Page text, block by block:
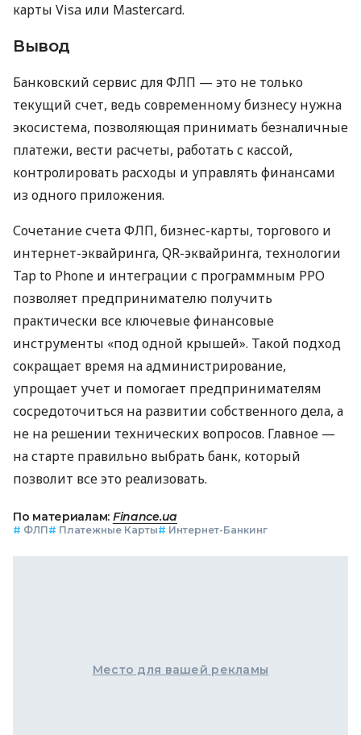
карты Visa или Mastercard.
Вывод
Банковский сервис для ФЛП — это не только
текущий счет, ведь современному бизнесу нужна
экосистема, позволяющая принимать безналичные
платежи, вести расчеты, работать с кассой,
контролировать расходы и управлять финансами
из одного приложения.
Сочетание счета ФЛП, бизнес-карты, торгового и
интернет-эквайринга, QR-эквайринга, технологии
Tap to Phone и интеграции с программным РРО
позволяет предпринимателю получить
практически все ключевые финансовые
инструменты «под одной крышей». Такой подход
сокращает время на администрирование,
упрощает учет и помогает предпринимателям
сосредоточиться на развитии собственного дела, а
не на решении технических вопросов. Главное —
на старте правильно выбрать банк, который
позволит все это реализовать.
По материалам: Finance.ua
# ФЛП# Платежные Карты# Интернет-Банкинг
Место для вашей рекламы